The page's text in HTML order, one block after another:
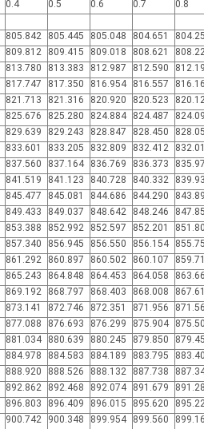
0.4 0.5 0.6 0.7
0.8
805.842 805.445 805.048 804.651
809.812 809.415 809.018 808.621
813.780 813.383 812.987 812.590
817.747 817.350 816.954 816.557
821.713 821.316 820.920 820.523
825.676 825.280 824.884 824.487
829.639 829.243 828.847 828.450
833.601 833.205 832.809 832.412
837.560 837.164 836.769 836.373
841.519 841.123 840.728 840.332
845.477 845.081 844.686 844.290
849.433 849.037 848.642 848.246
853.388 852.992 852.597 852.201
857.340 856.945 856.550 856.154
861.292 860.897 860.502 860.107
865.243 864.848 864.453 864.058
869.192 868.797 868.403 868.008
873.141 872.746 872.351 871.956
877.088 876.693 876.299 875.904
881.034 880.639 880.245 879.850
884.978 884.583 884.189 883.795
888.920 888.526 888.132 887.738
892.862 892.468 892.074 891.679
896.803 896.409 896.015 895.620
900.742 900.348 899.954 899.560